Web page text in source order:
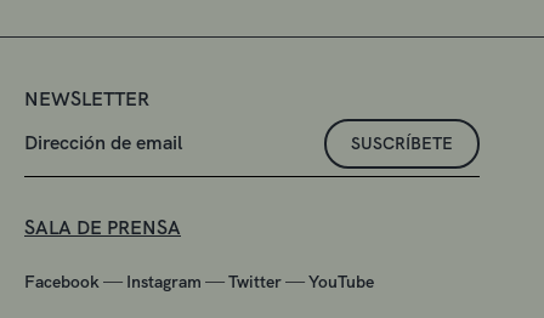
NEWSLETTER
SUSCRÍBETE
SALA DE PRENSA
Facebook — Instagram —Twitter—YouTube